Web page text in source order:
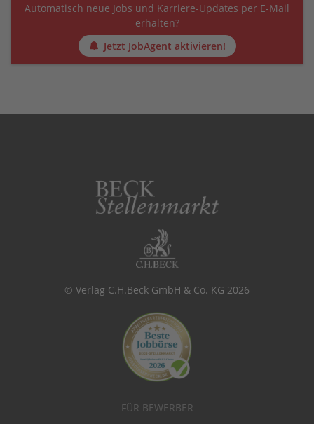
Automatisch neue Jobs und Karriere-Updates per E-Mail
erhalten?
Jetzt JobAgent aktivieren!
© Verlag C.H.Beck GmbH & Co. KG 2026
FÜR BEWERBER